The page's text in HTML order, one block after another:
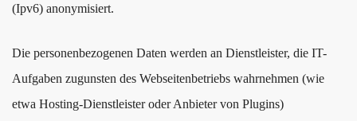
(Ipv6) anonymisiert.
Die personenbezogenen Daten werden an Dienstleister, die IT-
Aufgaben zugunsten des Webseitenbetriebs wahrnehmen (wie
etwa Hosting-Dienstleister oder Anbieter von Plugins)